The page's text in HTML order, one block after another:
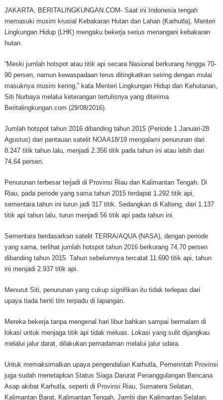
JAKARTA, BERITALINGKUNGAN.COM- Saat ini Indonesia tengah
memasuki musim krusial Kebakaran Hutan dan Lahan (Karhutla), Menteri
Lingkungan Hidup (LHK) mengaku bekerja serius menangani kebakaran
hutan.
“Meski jumlah hotspot atau titik api secara Nasional berkurang hingga 70-
90 persen, namun kewaspadaan terus ditingkatkan seiring dengan mulai
masuknya musim kering,” kata Menteri Lingkungan Hidup dan Kehutanan,
Siti Nurbaya melalui keterangan tertulisnya yang diterima
Beritalingkungan.com (29/08/2016).
Jumlah hotspot tahun 2016 dibanding tahun 2015 (Periode 1 Januari-28
Agustus) dari pantauan satelit NOAA18/19 mengalami penurunan dari
8.247 titik tahun lalu, menjadi 2.356 titik pada tahun ini atau lebih dari
74,64 persen.
Penurunan terbesar terjadi di Provinsi Riau dan Kalimantan Tengah. Di
Riau, pada periode yang sama tahun 2015 terdapat 1.292 titik api,
sementara tahun ini turun jadi 317 titik. Sedangkan di Kalteng, dari 1.137
titik api tahun lalu, turun menjadi 56 titik api pada tahun ini.
Sementara berdasarkan satelit TERRA/AQUA (NASA), dengan periode
yang sama, terlihat jumlah hotspot tahun 2016 berkurang 74,70 persen
dibanding tahun 2015. Tahun sebelumnya tercatat 11.690 titik api, tahun
ini menjadi 2.937 titik api.
Menurut Siti, penurunan yang cukup signifikan itu tidak terlepas dari
upaya tiada henti tim terpadu di lapangan.
Mereka bekerja tanpa mengenal hari libur bahkan sampai bermalam di
lokasi untuk menjaga titik api tidak meluas. Lokasi yang sulit dijangkau
melalui jalur darat, dilakukan pemadaman melalui jalur udara.
Untuk memaksimalkan upaya pengendalian Karhutla, Pemerintah Provinsi
juga sudah menetapkan Status Siaga Darurat Penanggulangan Bencana
Asap akibat Karhutla, seperti di Provinsi Riau, Sumatera Selatan,
Kalimantan Barat, Kalimantan Tengah, Jambi dan Kalimantan Selatan.